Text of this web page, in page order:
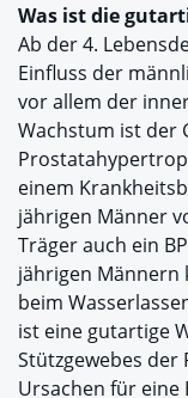
Was ist die
Ab der 4.
Einfluss der
vor allem der
Wachstum ist der
einem
jährigen Männer
Träger auch ein
jährigen Männern
beim
ist eine gutartige
Stützgewebes der
Ursachen für